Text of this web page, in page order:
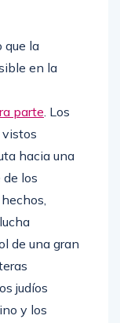
que la
en la
parte. Los
vistos
hacia una
los
de una gran
judíos
y los